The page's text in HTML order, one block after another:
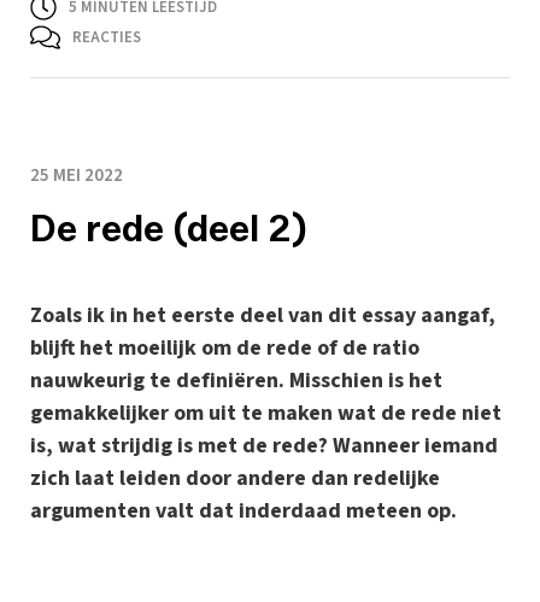
5 MINUTEN LEESTIJD
REACTIES
25 MEI 2022
De rede (deel 2)
Zoals ik in het eerste deel van dit essay aangaf,
blijft het moeilijk om de rede of de ratio
nauwkeurig te definiëren. Misschien is het
gemakkelijker om uit te maken wat de rede niet
is, wat strijdig is met de rede? Wanneer iemand
zich laat leiden door andere dan redelijke
argumenten valt dat inderdaad meteen op.